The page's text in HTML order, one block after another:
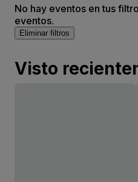
No hay eventos en tus
eventos.
Eliminar filtros
Visto